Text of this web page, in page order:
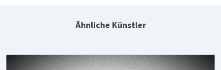
Ähnliche Künstler